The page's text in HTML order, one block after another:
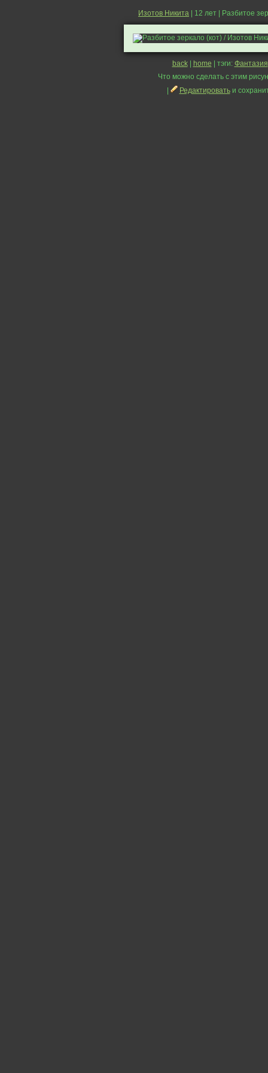
Изотов Никита | 12 лет | Разбитое
back| home | тэги: Фантазия
Что можно сделать с этим
Редактироватьи